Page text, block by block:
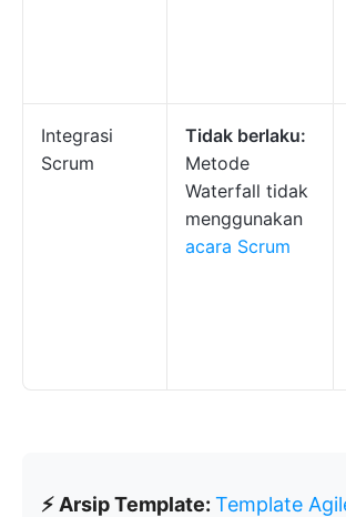
Integrasi
Scrum
Tidak berlaku:
Metode
Waterfall tidak
menggunakan
acara Scrum
⚡ Arsip Template: Template